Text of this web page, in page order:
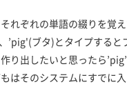
れぞれの単語の綴りを覚
’pig'(ブタ)とタイプすると
り出したいと思ったら
はそのシステムにすでに